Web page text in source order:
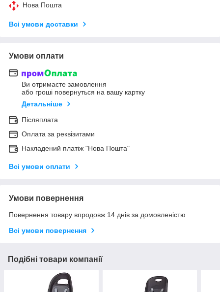
Нова Пошта
Всі умови доставки
Умови оплати
Ви отримаєте замовлення
або гроші повернуться на вашу картку
Детальніше
Післяплата
Оплата за реквізитами
Накладений платіж "Нова Пошта"
Всі умови оплати
Умови повернення
Повернення товару впродовж 14 днів за домовленістю
Всі умови повернення
Подібні товари компанії